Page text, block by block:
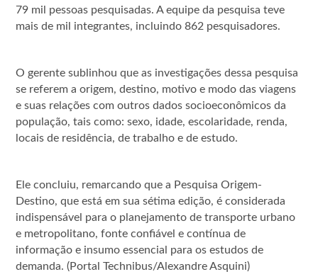
79 mil pessoas pesquisadas. A equipe da pesquisa teve
mais de mil integrantes, incluindo 862 pesquisadores.
O gerente sublinhou que as investigações dessa pesquisa
se referem a origem, destino, motivo e modo das viagens
e suas relações com outros dados socioeconômicos da
população, tais como: sexo, idade, escolaridade, renda,
locais de residência, de trabalho e de estudo.
Ele concluiu, remarcando que a Pesquisa Origem-
Destino, que está em sua sétima edição, é considerada
indispensável para o planejamento de transporte urbano
e metropolitano, fonte confiável e contínua de
informação e insumo essencial para os estudos de
demanda. (Portal Technibus/Alexandre Asquini)